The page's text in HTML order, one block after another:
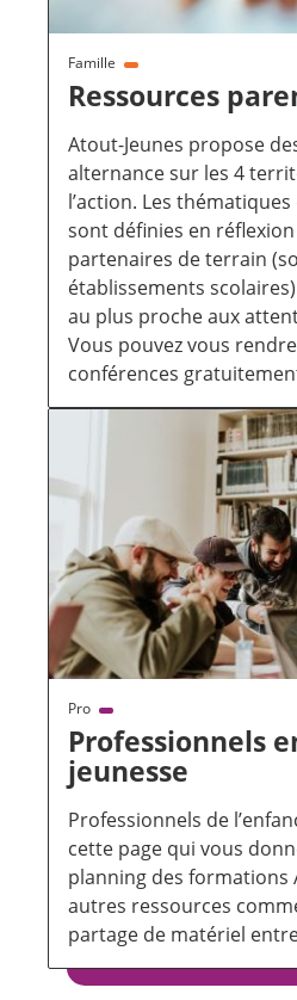
Famille
Ressources
Atout-Jeunes propose
alternance sur les 4
l’action. Les
sont définies en réflexion
partenaires de terrain
établissements
au plus proche aux
Vous pouvez vous
conférences
Pro
Professionnels
jeunesse
Professionnels de
cette page qui vous
planning des formations
autres ressources
partage de matériel